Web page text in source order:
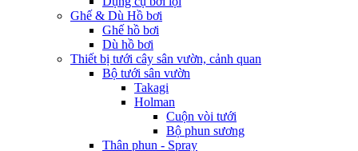
Ghế & Dù Hồ bơi
Ghế hồ bơi
Dù hồ bơi
Thiết bị tưới cây sân vườn, cảnh quan
Bộ tưới sân vườn
Takagi
Holman
Cuộn vòi tưới
Bộ phun sương
Thân phun - Spray